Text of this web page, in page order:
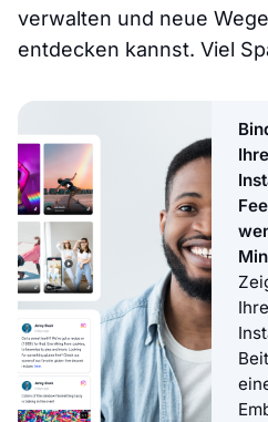
verwalten und neue
entdecken kannst. Viel
Ihre